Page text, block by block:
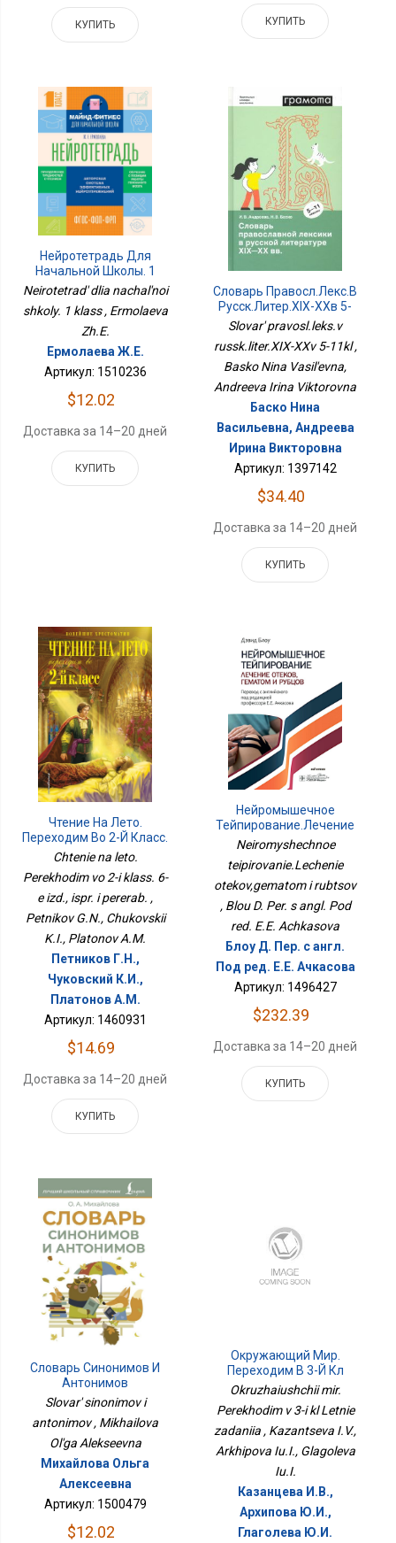
КУПИТЬ КУПИТЬ
Нейротетрадь Для
Начальной Школы. 1
Класс
Neirotetrad' dlia nachal'noi
shkoly. 1 klass , Ermolaeva
Zh.E.
Ермолаева Ж.Е.
Артикул: 1510236
$12.02
Доставка за 14–20 дней
КУПИТЬ
Словарь Правосл.лекс.в
Русск.литер.XIX-XXв 5-
11кл
Slovar' pravosl.leks.v
russk.liter.XIX-XXv 5-11kl ,
Basko Nina Vasil'evna,
Andreeva Irina Viktorovna
Баско Нина
Васильевна, Андреева
Ирина Викторовна
Артикул: 1397142
$34.40
Доставка за 14–20 дней
КУПИТЬ
Чтение На Лето.
Переходим Во 2-Й Класс.
6-Е Изд., Испр. И
Chtenie na leto.
Perekhodim vo 2-i klass. 6-
e izd., ispr. i pererab. ,
Petnikov G.N., Chukovskii
K.I., Platonov A.M.
Петников Г.Н.,
Чуковский К.И.,
Платонов А.М.
Артикул: 1460931
$14.69
Доставка за 14–20 дней
КУПИТЬ
Нейромышечное
Тейпирование.Лечение
Отеков,гематом И
Рубцов
Neiromyshechnoe
teipirovanie.Lechenie
otekov,gematom i rubtsov
, Blou D. Per. s angl. Pod
red. E.E. Achkasova
Блоу Д. Пер. с англ.
Под ред. Е.Е. Ачкасова
Артикул: 1496427
$232.39
Доставка за 14–20 дней
КУПИТЬ
Словарь Синонимов И
Антонимов
Slovar' sinonimov i
antonimov , Mikhailova
Ol'ga Alekseevna
Михайлова Ольга
Алексеевна
Артикул: 1500479
$12.02
Окружающий Мир.
Переходим В 3-Й Кл
Летние Задания
Okruzhaiushchii mir.
Perekhodim v 3-i kl Letnie
zadaniia , Kazantseva I.V.,
Arkhipova Iu.I., Glagoleva
Iu.I.
Казанцева И.В.,
Архипова Ю.И.,
Глаголева Ю.И.